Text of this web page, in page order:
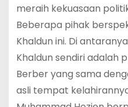
meraih kekuasaan
Beberapa pihak
Khaldun ini. Di
Khaldun sendiri adalah
Berber yang sama
asli tempat